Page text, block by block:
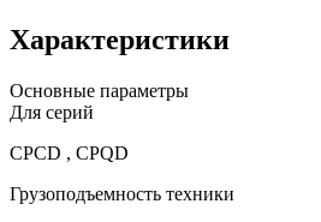
Характеристики
Основные параметры
Для серий
CPCD , CPQD
Грузоподъемность техники